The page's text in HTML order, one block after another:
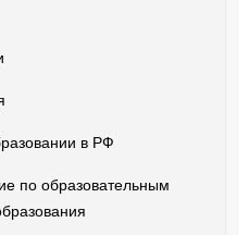
в РФ
по образовательным